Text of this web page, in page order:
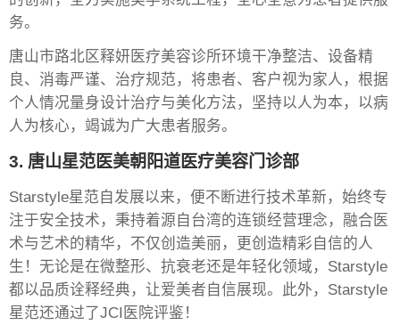
务。
唐山市路北区释妍医疗美容诊所环境干净整洁、设备精
良、消毒严谨、治疗规范，将患者、客户视为家人，根据
个人情况量身设计治疗与美化方法，坚持以人为本，以病
人为核心，竭诚为广大患者服务。
3. 唐山星范医美朝阳道医疗美容门诊部
Starstyle星范自发展以来，便不断进行技术革新，始终专
注于安全技术，秉持着源自台湾的连锁经营理念，融合医
术与艺术的精华，不仅创造美丽，更创造精彩自信的人
生！无论是在微整形、抗衰老还是年轻化领域，Starstyle
都以品质诠释经典，让爱美者自信展现。此外，Starstyle
星范还通过了JCI医院评鉴！